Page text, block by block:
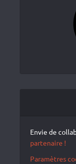
Envie de
partenaire !
Paramètres